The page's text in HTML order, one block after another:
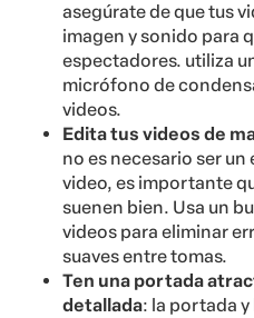
asegúrate de que tus
imagen y sonido para
espectadores. utiliza
micrófono de
videos.
Edita tus videos de
no es necesario ser
video, es importante
suenen bien. Usa un
videos para eliminar
suaves entre tomas.
Ten una portada
detallada: la portada